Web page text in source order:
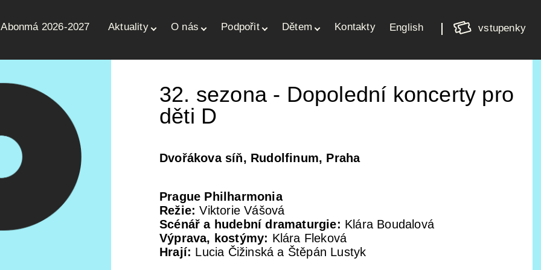
košíkvstupenky
English
Abonmá 2026-2027 Aktuality O nás Podpořit Dětem Kontakty
32. sezona - Dopolední koncerty pro
děti D
Dvořákova síň, Rudolfinum, Praha
Prague Philharmonia
Režie: Viktorie Vášová
Scénář a hudební dramaturgie: Klára Boudalová
Výprava, kostýmy: Klára Fleková
Hrají: Lucia Čižinská a Štěpán Lustyk